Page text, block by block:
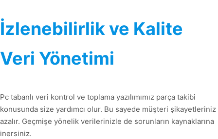
İzlenebilirlik ve Kalite
Veri Yönetimi
Pc tabanlı veri kontrol ve toplama yazılımımız parça takibi
konusunda size yardımcı olur. Bu sayede müşteri şikayetleriniz
azalır. Geçmişe yönelik verilerinizle de sorunların kaynaklarına
inersiniz.